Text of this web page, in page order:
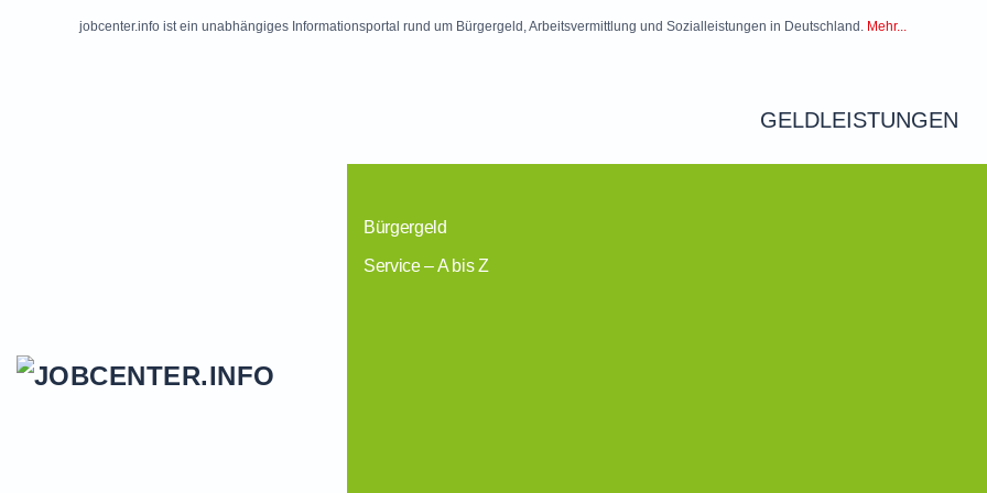
jobcenter.info ist ein unabhängiges Informationsportal rund um Bürgergeld, Arbeitsvermittlung und Sozialleistungen in Deutschland. Mehr...
GELDLEISTUNGEN
Bürgergeld
Service – A bis Z